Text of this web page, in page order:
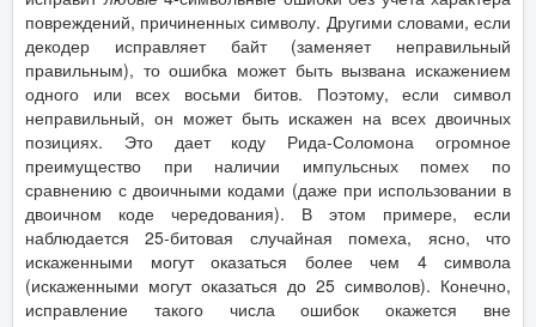
повреждений, причиненных символу. Другими словами, если
декодер исправляет байт (заменяет неправильный
правильным), то ошибка может быть вызвана искажением
одного или всех восьми битов. Поэтому, если символ
неправильный, он может быть искажен на всех двоичных
позициях. Это дает коду Рида-Соломона огромное
преимущество при наличии импульсных помех по
сравнению с двоичными кодами (даже при использовании в
двоичном коде чередования). В этом примере, если
наблюдается 25-битовая случайная помеха, ясно, что
искаженными могут оказаться более чем 4 символа
(искаженными могут оказаться до 25 символов). Конечно,
исправление такого числа ошибок окажется вне